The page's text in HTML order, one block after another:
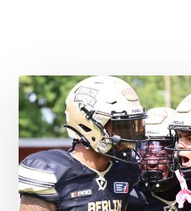
Neuer
Offensive
Coordinator
für
Thunder